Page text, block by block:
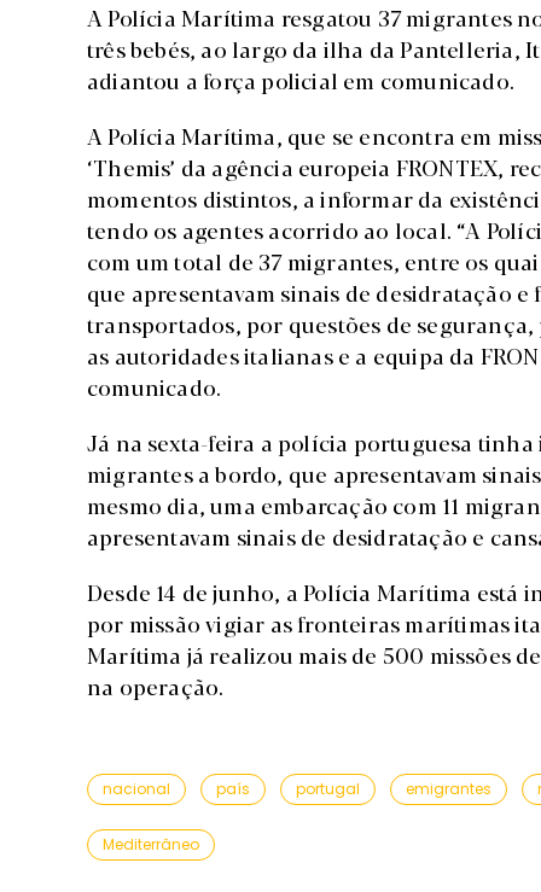
A Polícia Marítima resgatou 37 migrantes
três bebés, ao largo da ilha da Pantelleria,
adiantou a força policial em comunicado.
A Polícia Marítima, que se encontra em
‘Themis’ da agência europeia FRONTEX,
momentos distintos, a informar da
tendo os agentes acorrido ao local. “A
com um total de 37 migrantes, entre os
que apresentavam sinais de desidratação
transportados, por questões de
as autoridades italianas e a equipa da
comunicado.
Já na sexta-feira a polícia portuguesa
migrantes a bordo, que apresentavam
mesmo dia, uma embarcação com 11
apresentavam sinais de desidratação e
Desde 14 de junho, a Polícia Marítima
por missão vigiar as fronteiras marítimas
Marítima já realizou mais de 500 missões
na operação.
nacional país portugal emigrantes
Mediterrâneo